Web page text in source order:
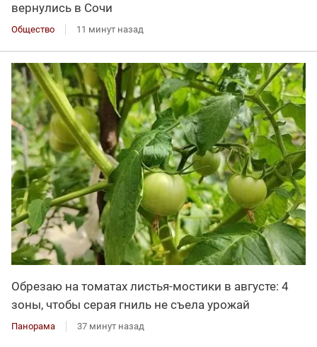
вернулись в Сочи
Общество 11 минут назад
Обрезаю на томатах листья-мостики в августе: 4
зоны, чтобы серая гниль не съела урожай
Панорама 37 минут назад